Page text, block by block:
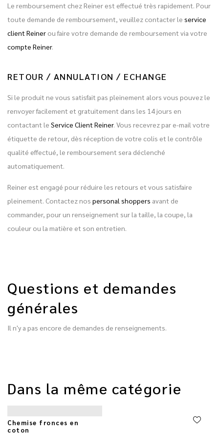
Le remboursement chez Reiner est effectué très rapidement. Pour
toute demande de remboursement, veuillez contacter le service
client Reiner ou faire votre demande de remboursement via votre
compte Reiner.
RETOUR / ANNULATION / ECHANGE
Si le produit ne vous satisfait pas pleinement alors vous pouvez le
renvoyer facilement et gratuitement dans les 14 jours en
contactant le Service Client Reiner. Vous recevrez par e-mail votre
étiquette de retour, dès réception de votre colis et le contrôle
qualité effectué, le remboursement sera déclenché
automatiquement.
Reiner est engagé pour réduire les retours et vous satisfaire
pleinement. Contactez nos personal shoppers avant de
commander, pour un renseignement sur la taille, la coupe, la
couleur ou la matière et son entretien.
Questions et demandes
générales
Il n'y a pas encore de demandes de renseignements.
Dans la même catégorie
Chemise fronces en
coton